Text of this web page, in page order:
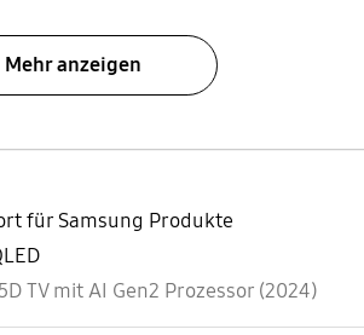
Mehr anzeigen
für Samsung Produkte
TV mit AI Gen2 Prozessor (2024)